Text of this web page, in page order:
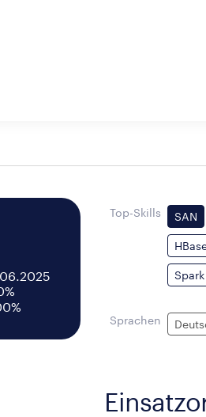
Top-Skills SAN
Spark
Sprachen